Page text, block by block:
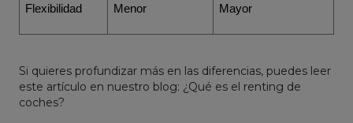
Flexibilidad Menor Mayor
Si quieres profundizar más en las diferencias, puedes leer
este artículo en nuestro blog: ¿Qué es el renting de
coches?